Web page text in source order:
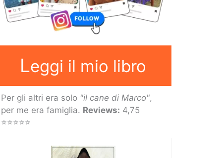
Leggi il mio libro
Per gli altri era solo "il cane di Marco",
per me era famiglia. Reviews: 4,75
⭐⭐⭐⭐⭐